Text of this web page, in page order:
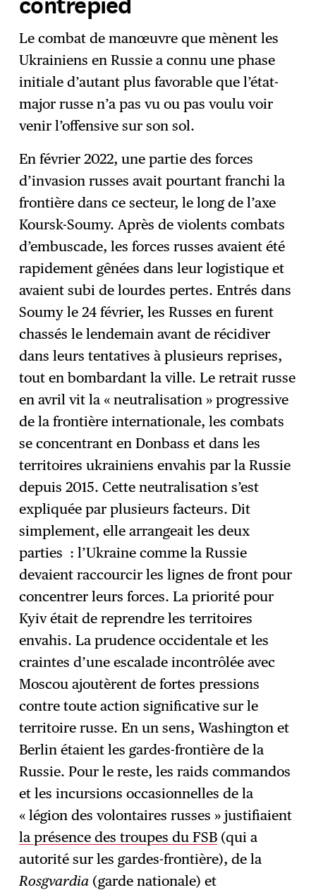
Le combat de manœuvre que mènent les
Ukrainiens en Russie a connu une phase
initiale d’autant plus favorable que l’état-
major russe n’a pas vu ou pas voulu voir
venir l’offensive sur son sol.
En février 2022, une partie des forces
d’invasion russes avait pourtant franchi la
frontière dans ce secteur, le long de l’axe
Koursk-Soumy. Après de violents combats
d’embuscade, les forces russes avaient été
rapidement gênées dans leur logistique et
avaient subi de lourdes pertes. Entrés dans
Soumy le 24 février, les Russes en furent
chassés le lendemain avant de récidiver
dans leurs tentatives à plusieurs reprises,
tout en bombardant la ville. Le retrait russe
en avril vit la « neutralisation » progressive
de la frontière internationale, les combats
se concentrant en Donbass et dans les
territoires ukrainiens envahis par la Russie
depuis 2015. Cette neutralisation s’est
expliquée par plusieurs facteurs. Dit
simplement, elle arrangeait les deux
parties : l’Ukraine comme la Russie
devaient raccourcir les lignes de front pour
concentrer leurs forces. La priorité pour
Kyiv était de reprendre les territoires
envahis. La prudence occidentale et les
craintes d’une escalade incontrôlée avec
Moscou ajoutèrent de fortes pressions
contre toute action significative sur le
territoire russe. En un sens, Washington et
Berlin étaient les gardes-frontière de la
Russie. Pour le reste, les raids commandos
et les incursions occasionnelles de la
« légion des volontaires russes » justifiaient
la présence des troupes du FSB (qui a
autorité sur les gardes-frontière), de la
Rosgvardia (garde nationale) et